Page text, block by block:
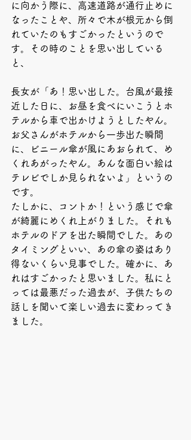
に向かう際に、高速道路が通行止めに
なったことや、所々で木が根元から倒
れていたのもすごかったというので
す。その時のことを思い出している
と、
長女が「あ！思い出した。台風が最接
近した日に、お昼を食べにいこうとホ
テルから車で出かけようとしたやん。
お父さんがホテルから一歩出た瞬間
に、ビニール傘が風にあおられて、め
くれあがったやん。あんな面白い絵は
テレビでしか見られないよ」というの
です。
たしかに、コントか！という感じで傘
が綺麗にめくれ上がりました。それも
ホテルのドアを出た瞬間でした。あの
タイミングといい、あの傘の姿はあり
得ないくらい見事でした。確かに、あ
れはすごかったと思いました。私にと
っては最悪だった過去が、子供たちの
話しを聞いて楽しい過去に変わってき
ました。